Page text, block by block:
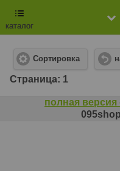
каталог
Сортировка
Cтраница: 1
полная версия